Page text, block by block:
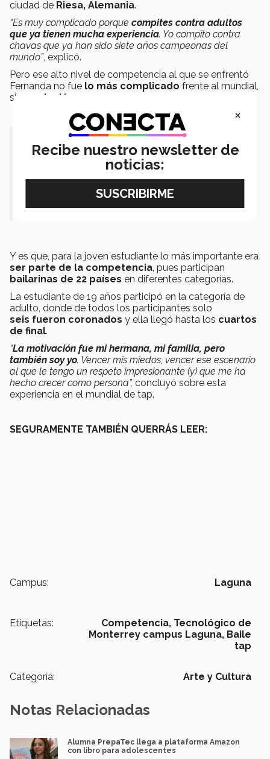
ciudad de Riesa, Alemania.
“Es muy complicado porque compites contra adultos
que ya tienen mucha experiencia. Yo compito contra
chavas que ya han sido siete años campeonas del
mundo”, explicó.
Pero ese alto nivel de competencia al que se enfrentó
Fernanda no fue lo más complicado frente al mundial,
sino
su lesión
“Me encanta lo que siento cuando le
doy justo a la música y lo puedo
compartir con las personas que
amo”.
Y es que, para la joven estudiante lo más importante era
ser parte de la competencia, pues participan
bailarinas de 22 países en diferentes categorías.
La estudiante de 19 años participó en la categoría de
adulto, donde de todos los participantes solo
seis fueron coronados y ella llegó hasta los cuartos
de final.
“La motivación fue mi hermana, mi familia, pero
también soy yo. Vencer mis miedos, vencer ese escenario
al que le tengo un respeto impresionante (y) que me ha
hecho crecer como persona”, concluyó sobre esta
experiencia en el mundial de tap.
SEGURAMENTE TAMBIÉN QUERRÁS LEER:
Campus: Laguna
Etiquetas: Competencia, Tecnológico de
Monterrey campus Laguna, Baile
tap
Categoría: Arte y Cultura
Notas Relacionadas
Alumna PrepaTec llega a plataforma Amazon
con libro para adolescentes
×
Recibe nuestro newsletter de
noticias: